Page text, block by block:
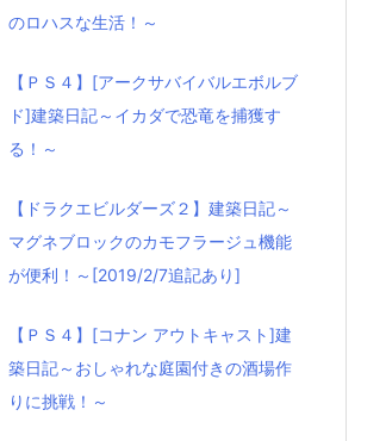
のロハスな生活！～
【ＰＳ４】[アークサバイバルエボルブ
ド]建築日記～イカダで恐竜を捕獲す
る！～
【ドラクエビルダーズ２】建築日記～
マグネブロックのカモフラージュ機能
が便利！～[2019/2/7追記あり]
【ＰＳ４】[コナン アウトキャスト]建
築日記～おしゃれな庭園付きの酒場作
りに挑戦！～